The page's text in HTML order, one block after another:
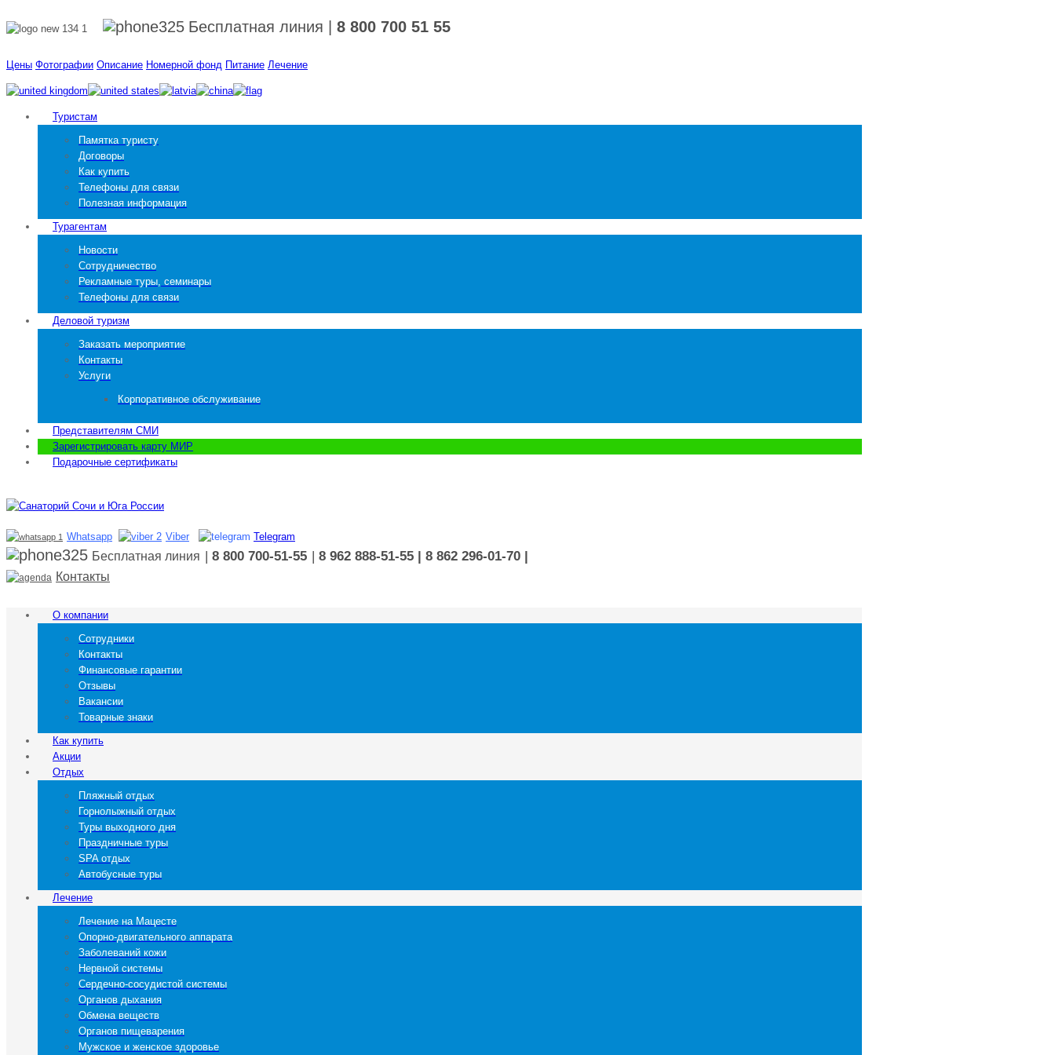
Бесплатная линия 8 800 700 51 55
Цены Фотографии Описание Номерной фонд Питание Лечение
Туристам
Памятка туристу
Договоры
Как купить
Телефоны для связи
Полезная информация
Турагентам
Новости
Сотрудничество
Рекламные туры, семинары
Телефоны для связи
Деловой туризм
Заказать мероприятие
Контакты
Услуги
Корпоративное обслуживание
Представителям СМИ
Зарегистрировать карту МИР
Подарочные сертификаты
Whatsapp Viber Telegram
Бесплатная линия | 8 800 700-51-55 | 8 962 888-51-55 | 8 862 296-01-70 |
Контакты
О компании
Сотрудники
Контакты
Финансовые гарантии
Отзывы
Вакансии
Товарные знаки
Как купить
Акции
Отдых
Пляжный отдых
Горнолыжный отдых
Туры выходного дня
Праздничные туры
SPA отдых
Автобусные туры
Лечение
Лечение на Мацесте
Опорно-двигательного аппарата
Заболеваний кожи
Нервной системы
Сердечно-сосудистой системы
Органов дыхания
Обмена веществ
Органов пищеварения
Мужское и женское здоровье